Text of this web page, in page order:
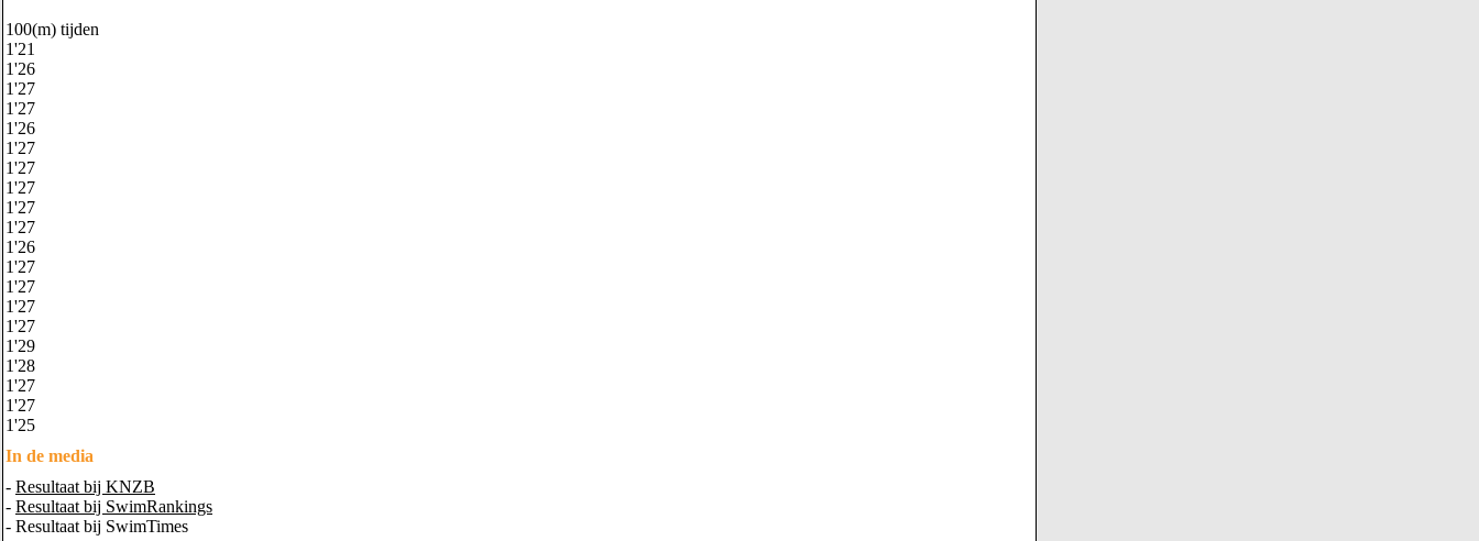
100(m) tijden
1'21
1'26
1'27
1'27
1'26
1'27
1'27
1'27
1'27
1'27
1'26
1'27
1'27
1'27
1'27
1'29
1'28
1'27
1'27
1'25
In de media
- Resultaat bij KNZB
- Resultaat bij SwimRankings
- Resultaat bij SwimTimes